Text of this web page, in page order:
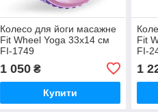
Колесо для йоги масажне
Fit Wheel Yoga 33х14 см
FI-1749
1 050₴
Купити
Fit
FI-
1